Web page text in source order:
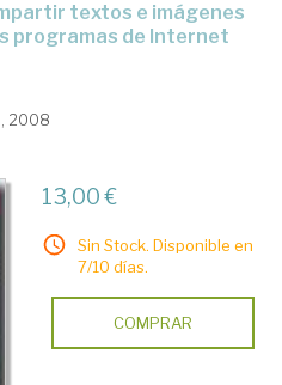
programas de Internet
2008
13,00 €
Sin Stock. Disponible en
7/10 días.
COMPRAR